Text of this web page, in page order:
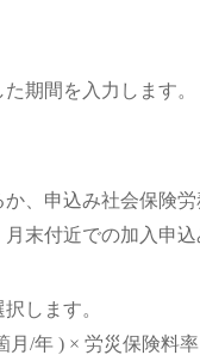
期間を入力します。
、申込み社会保険労
末付近での加入申込
択します。
月/年 ) × 労災保険料